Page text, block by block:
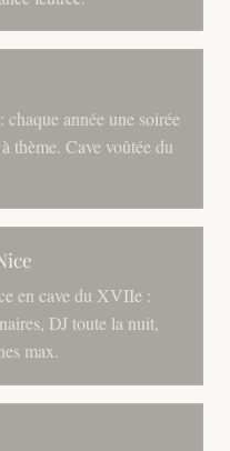
année une soirée
thème. Cave voûtée du
en cave du XVIIe :
DJ toute la nuit,
max.